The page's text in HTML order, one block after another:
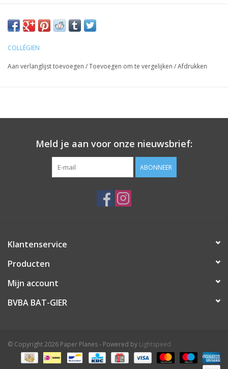
COLLÉGIEN
Aan verlanglijst toevoegen /Toevoegen om te vergelijken /Afdrukken
Meld je aan voor onze nieuwsbrief:
ABONNEER
Klantenservice
Producten
Mijn account
BVBA BAT-GIER
© Copyright 2026 Paper Planes - Powered by Lightspeed